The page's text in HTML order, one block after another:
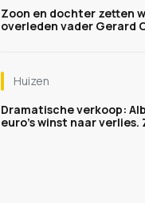
Zoon en dochter zetten
overleden vader Gerard
Huizen
Dramatische verkoop:
euro's winst naar verlies.